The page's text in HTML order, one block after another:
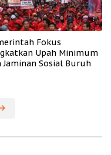
Fokus
Upah Minimum
Jaminan Sosial Buruh